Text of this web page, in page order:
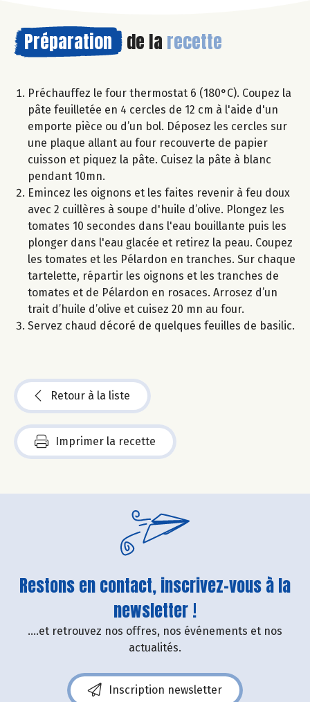
Préparation de la recette
Préchauffez le four thermostat 6 (180°C). Coupez la
pâte feuilletée en 4 cercles de 12 cm à l'aide d'un
emporte pièce ou d’un bol. Déposez les cercles sur
une plaque allant au four recouverte de papier
cuisson et piquez la pâte. Cuisez la pâte à blanc
pendant 10mn.
Emincez les oignons et les faites revenir à feu doux
avec 2 cuillères à soupe d'huile d’olive. Plongez les
tomates 10 secondes dans l'eau bouillante puis les
plonger dans l'eau glacée et retirez la peau. Coupez
les tomates et les Pélardon en tranches. Sur chaque
tartelette, répartir les oignons et les tranches de
tomates et de Pélardon en rosaces. Arrosez d’un
trait d’huile d’olive et cuisez 20 mn au four.
Servez chaud décoré de quelques feuilles de basilic.
Retour à la liste
Imprimer la recette
Restons en contact, inscrivez-vous à la
newsletter !
....et retrouvez nos offres, nos événements et nos
actualités.
Inscription newsletter